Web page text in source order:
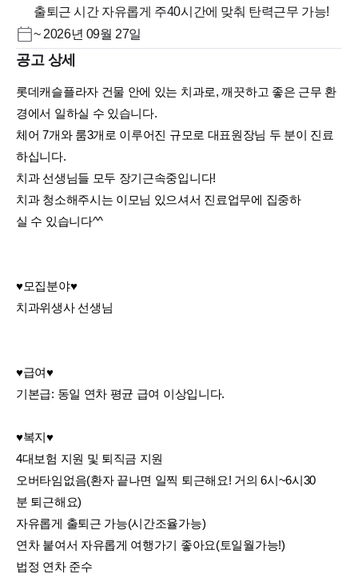
출퇴근 시간 자유롭게 주40시간에 맞춰 탄력근무 가능!
~ 2026년 09월 27일
공고 상세
롯데캐슬플라자 건물 안에 있는 치과로, 깨끗하고 좋은 근무 환
경에서 일하실 수 있습니다.
체어 7개와 룸3개로 이루어진 규모로 대표원장님 두 분이 진료
하십니다.
치과 선생님들 모두 장기근속중입니다!
치과 청소해주시는 이모님 있으셔서 진료업무에 집중하
실 수 있습니다^^
♥모집분야♥
치과위생사 선생님
♥급여♥
기본급: 동일 연차 평균 급여 이상입니다.
♥복지♥
4대보험 지원 및 퇴직금 지원
오버타임없음(환자 끝나면 일찍 퇴근해요! 거의 6시~6시30
분 퇴근해요)
자유롭게 출퇴근 가능(시간조율가능)
연차 붙여서 자유롭게 여행가기 좋아요(토일월가능!)
법정 연차 준수